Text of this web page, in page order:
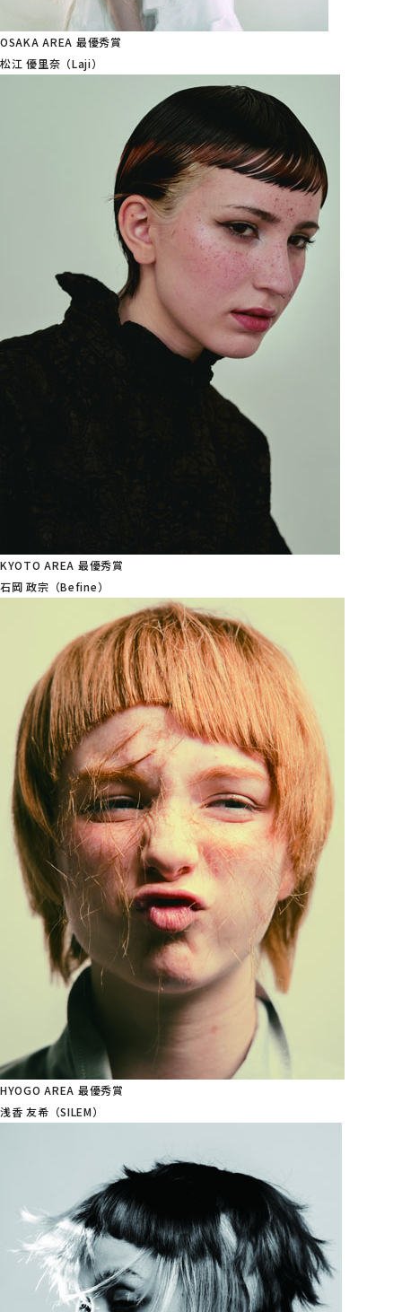
OSAKA AREA 最優秀賞
松江 優里奈（Laji）
KYOTO AREA 最優秀賞
石岡 政宗（Befine）
HYOGO AREA 最優秀賞
浅香 友希（SILEM）